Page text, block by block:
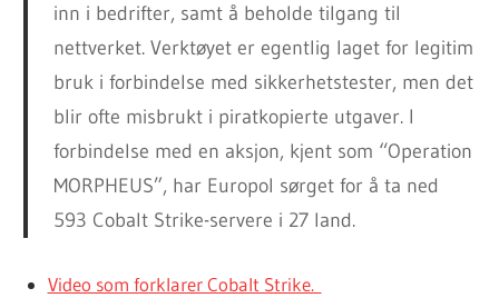
inn i bedrifter, samt å beholde tilgang til
nettverket. Verktøyet er egentlig laget for legitim
bruk i forbindelse med sikkerhetstester, men det
blir ofte misbrukt i piratkopierte utgaver. I
forbindelse med en aksjon, kjent som “Operation
MORPHEUS”, har Europol sørget for å ta ned
593 Cobalt Strike-servere i 27 land.
Video som forklarer Cobalt Strike.